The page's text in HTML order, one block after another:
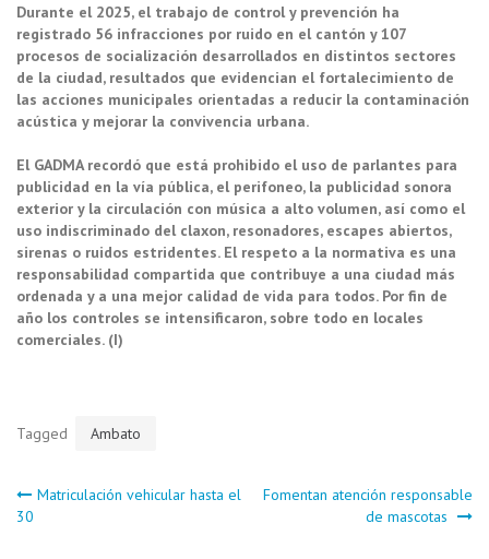
Durante el 2025, el trabajo de control y prevención ha
registrado 56 infracciones por ruido en el cantón y 107
procesos de socialización desarrollados en distintos sectores
de la ciudad, resultados que evidencian el fortalecimiento de
las acciones municipales orientadas a reducir la contaminación
acústica y mejorar la convivencia urbana.
El GADMA recordó que está prohibido el uso de parlantes para
publicidad en la vía pública, el perifoneo, la publicidad sonora
exterior y la circulación con música a alto volumen, así como el
uso indiscriminado del claxon, resonadores, escapes abiertos,
sirenas o ruidos estridentes. El respeto a la normativa es una
responsabilidad compartida que contribuye a una ciudad más
ordenada y a una mejor calidad de vida para todos. Por fin de
año los controles se intensificaron, sobre todo en locales
comerciales. (I)
Tagged Ambato
Navegación
Matriculación vehicular hasta el
30
Fomentan atención responsable
de mascotas